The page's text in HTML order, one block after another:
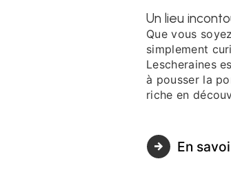
Un lieu
Que vous
simplement
Lescheraines
à pousser la
riche en
En